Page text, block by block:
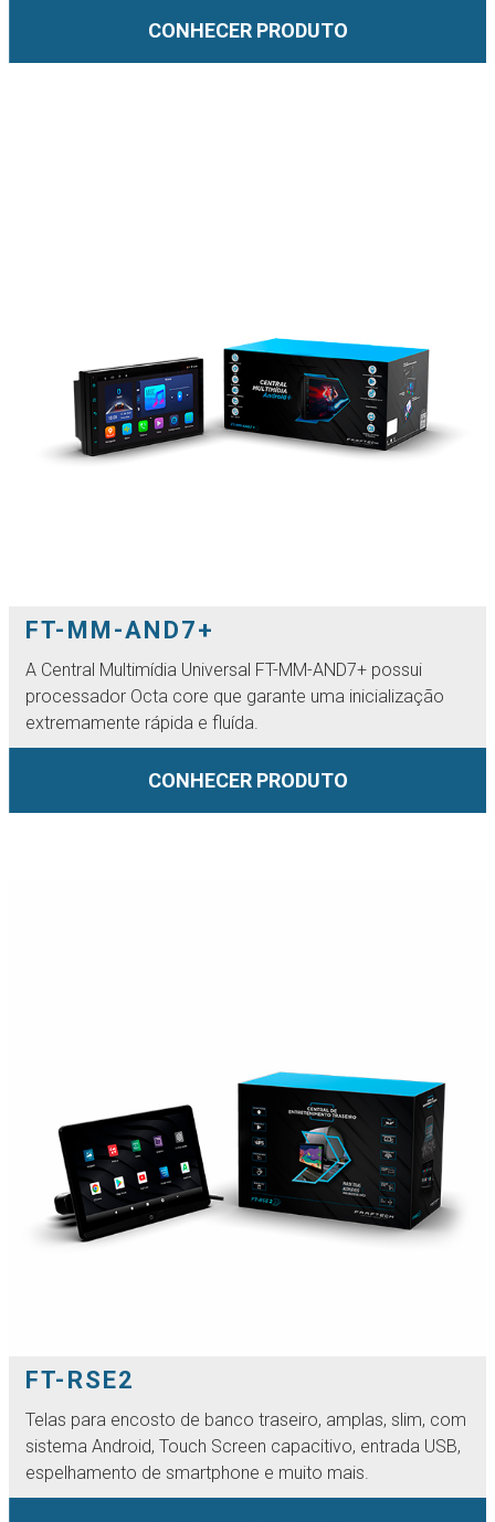
CONHECER PRODUTO
FT-MM-AND7+
A Central Multimídia Universal FT-MM-AND7+ possui
processador Octa core que garante uma inicialização
extremamente rápida e fluída.
CONHECER PRODUTO
FT-RSE2
Telas para encosto de banco traseiro, amplas, slim, com
sistema Android, Touch Screen capacitivo, entrada USB,
espelhamento de smartphone e muito mais.